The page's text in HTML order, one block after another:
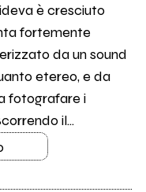
è cresciuto
fortemente
da un sound
etereo, e da
fotografare i
il...